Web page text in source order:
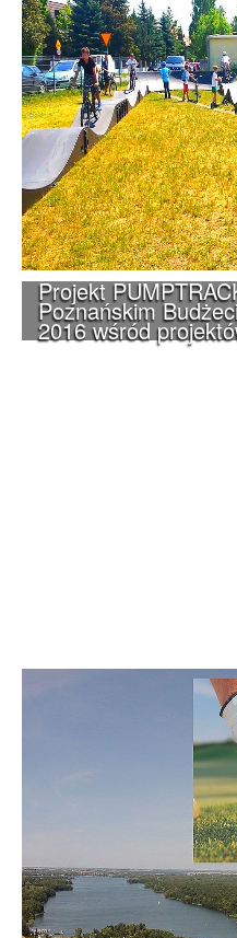
Projekt
Poznańskim
2016 wśród